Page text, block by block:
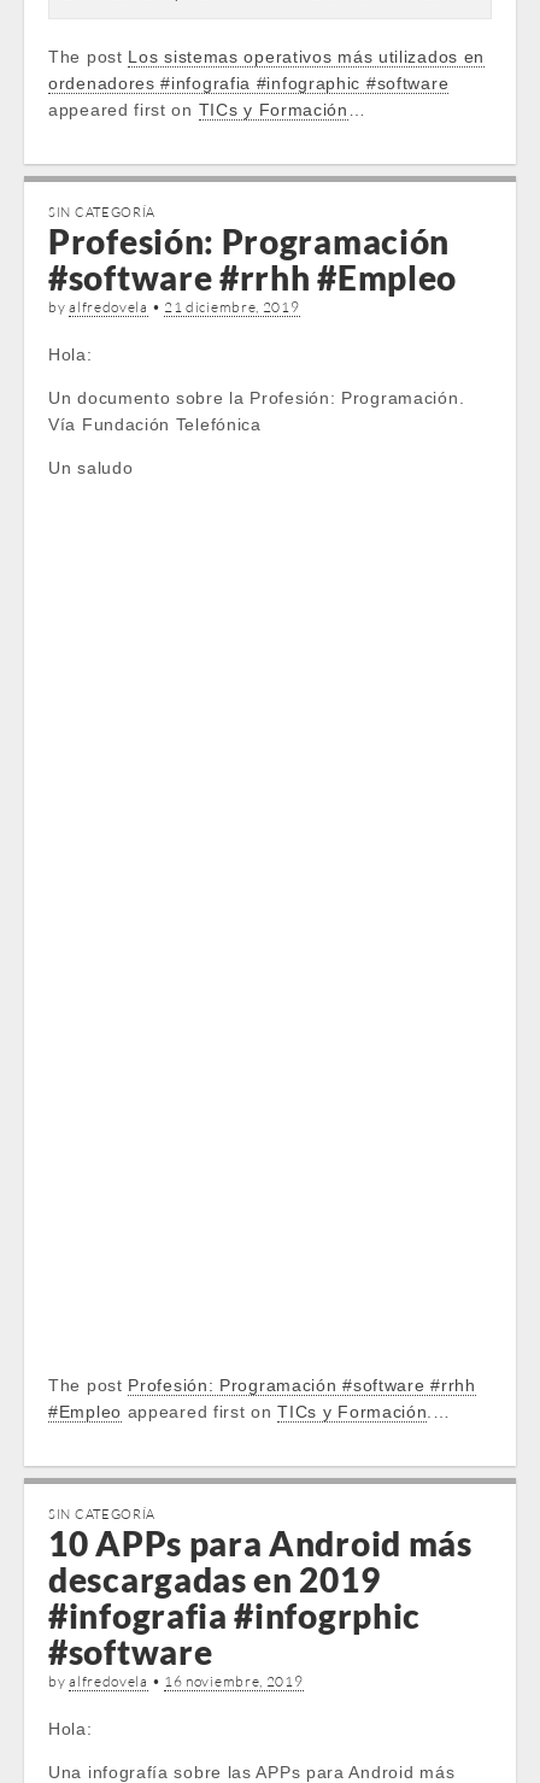
The post Los sistemas operativos más utilizados en
ordenadores #infografia #infographic #software
appeared first on TICs y Formación
SIN CATEGORÍA
Profesión: Programación
#software #rrhh #Empleo
byalfredovela • 21 diciembre, 2019
Hola:
Un documento sobre la Profesión: Programación.
Vía Fundación Telefónica
Un saludo
The post Profesión: Programación #software #rrhh
#Empleo appeared first onTICs y Formación
SIN CATEGORÍA
10 APPs para Android más
descargadas en 2019
#infografia #infogrphic
#software
byalfredovela • 16 noviembre, 2019
Hola:
Una infografía sobre las APPs para Android más